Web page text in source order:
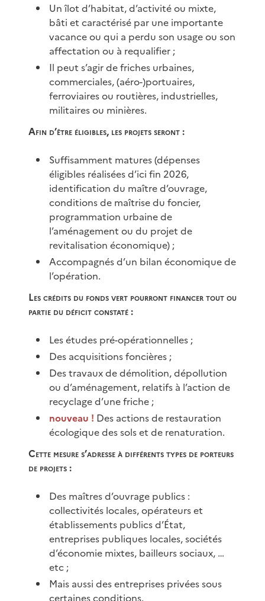
Un îlot d’habitat, d’activité ou mixte,
bâti et caractérisé par une importante
vacance ou qui a perdu son usage ou son
affectation ou à requalifier ;
Il peut s’agir de friches urbaines,
commerciales, (aéro-)portuaires,
ferroviaires ou routières, industrielles,
militaires ou minières.
Afin d’être éligibles, les projets seront :
Suffisamment matures (dépenses
éligibles réalisées d’ici fin 2026,
identification du maître d’ouvrage,
conditions de maîtrise du foncier,
programmation urbaine de
l’aménagement ou du projet de
revitalisation économique) ;
Accompagnés d’un bilan économique de
l’opération.
Les crédits du fonds vert pourront financer tout ou
partie du déficit constaté :
Les études pré-opérationnelles ;
Des acquisitions foncières ;
Des travaux de démolition, dépollution
ou d’aménagement, relatifs à l’action de
recyclage d’une friche ;
nouveau ! Des actions de restauration
écologique des sols et de renaturation.
Cette mesure s’adresse à différents types de porteurs
de projets :
Des maîtres d’ouvrage publics :
collectivités locales, opérateurs et
établissements publics d’État,
entreprises publiques locales, sociétés
d’économie mixtes, bailleurs sociaux, …
etc ;
Mais aussi des entreprises privées sous
certaines conditions.